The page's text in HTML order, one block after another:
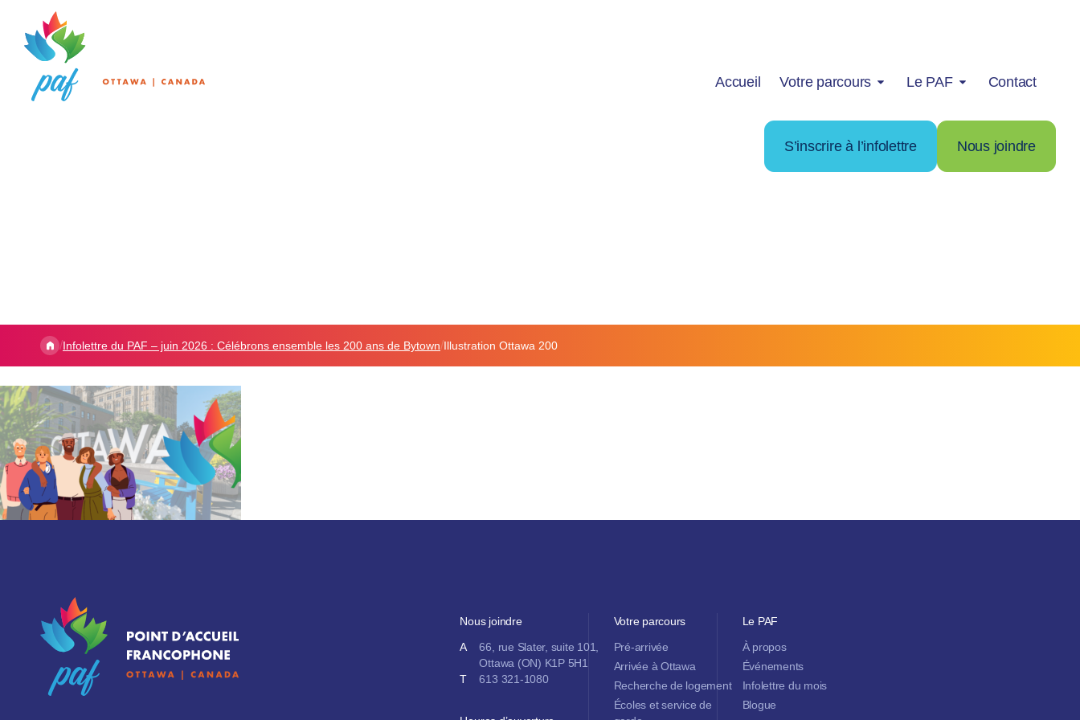
Accueil Votre parcours Le PAF Contact
S’inscrire à l’infolettre Nous joindre
/Infolettre du PAF – juin 2026 : Célébrons ensemble les 200 ans de Bytown/Illustration Ottawa 200
Nous joindre
A
66, rue Slater, suite 101,
Ottawa (ON) K1P 5H1
T
613 321-1080
Votre parcours
Pré-arrivée
Arrivée à Ottawa
Recherche de logement
Écoles et service de
Le PAF
À propos
Événements
Infolettre du mois
Blogue